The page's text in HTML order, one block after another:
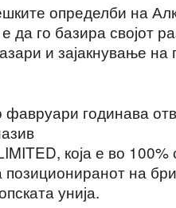
определби на
е да го базира својот
и зајакнување
фавруари годинава
која е во
на
унија.